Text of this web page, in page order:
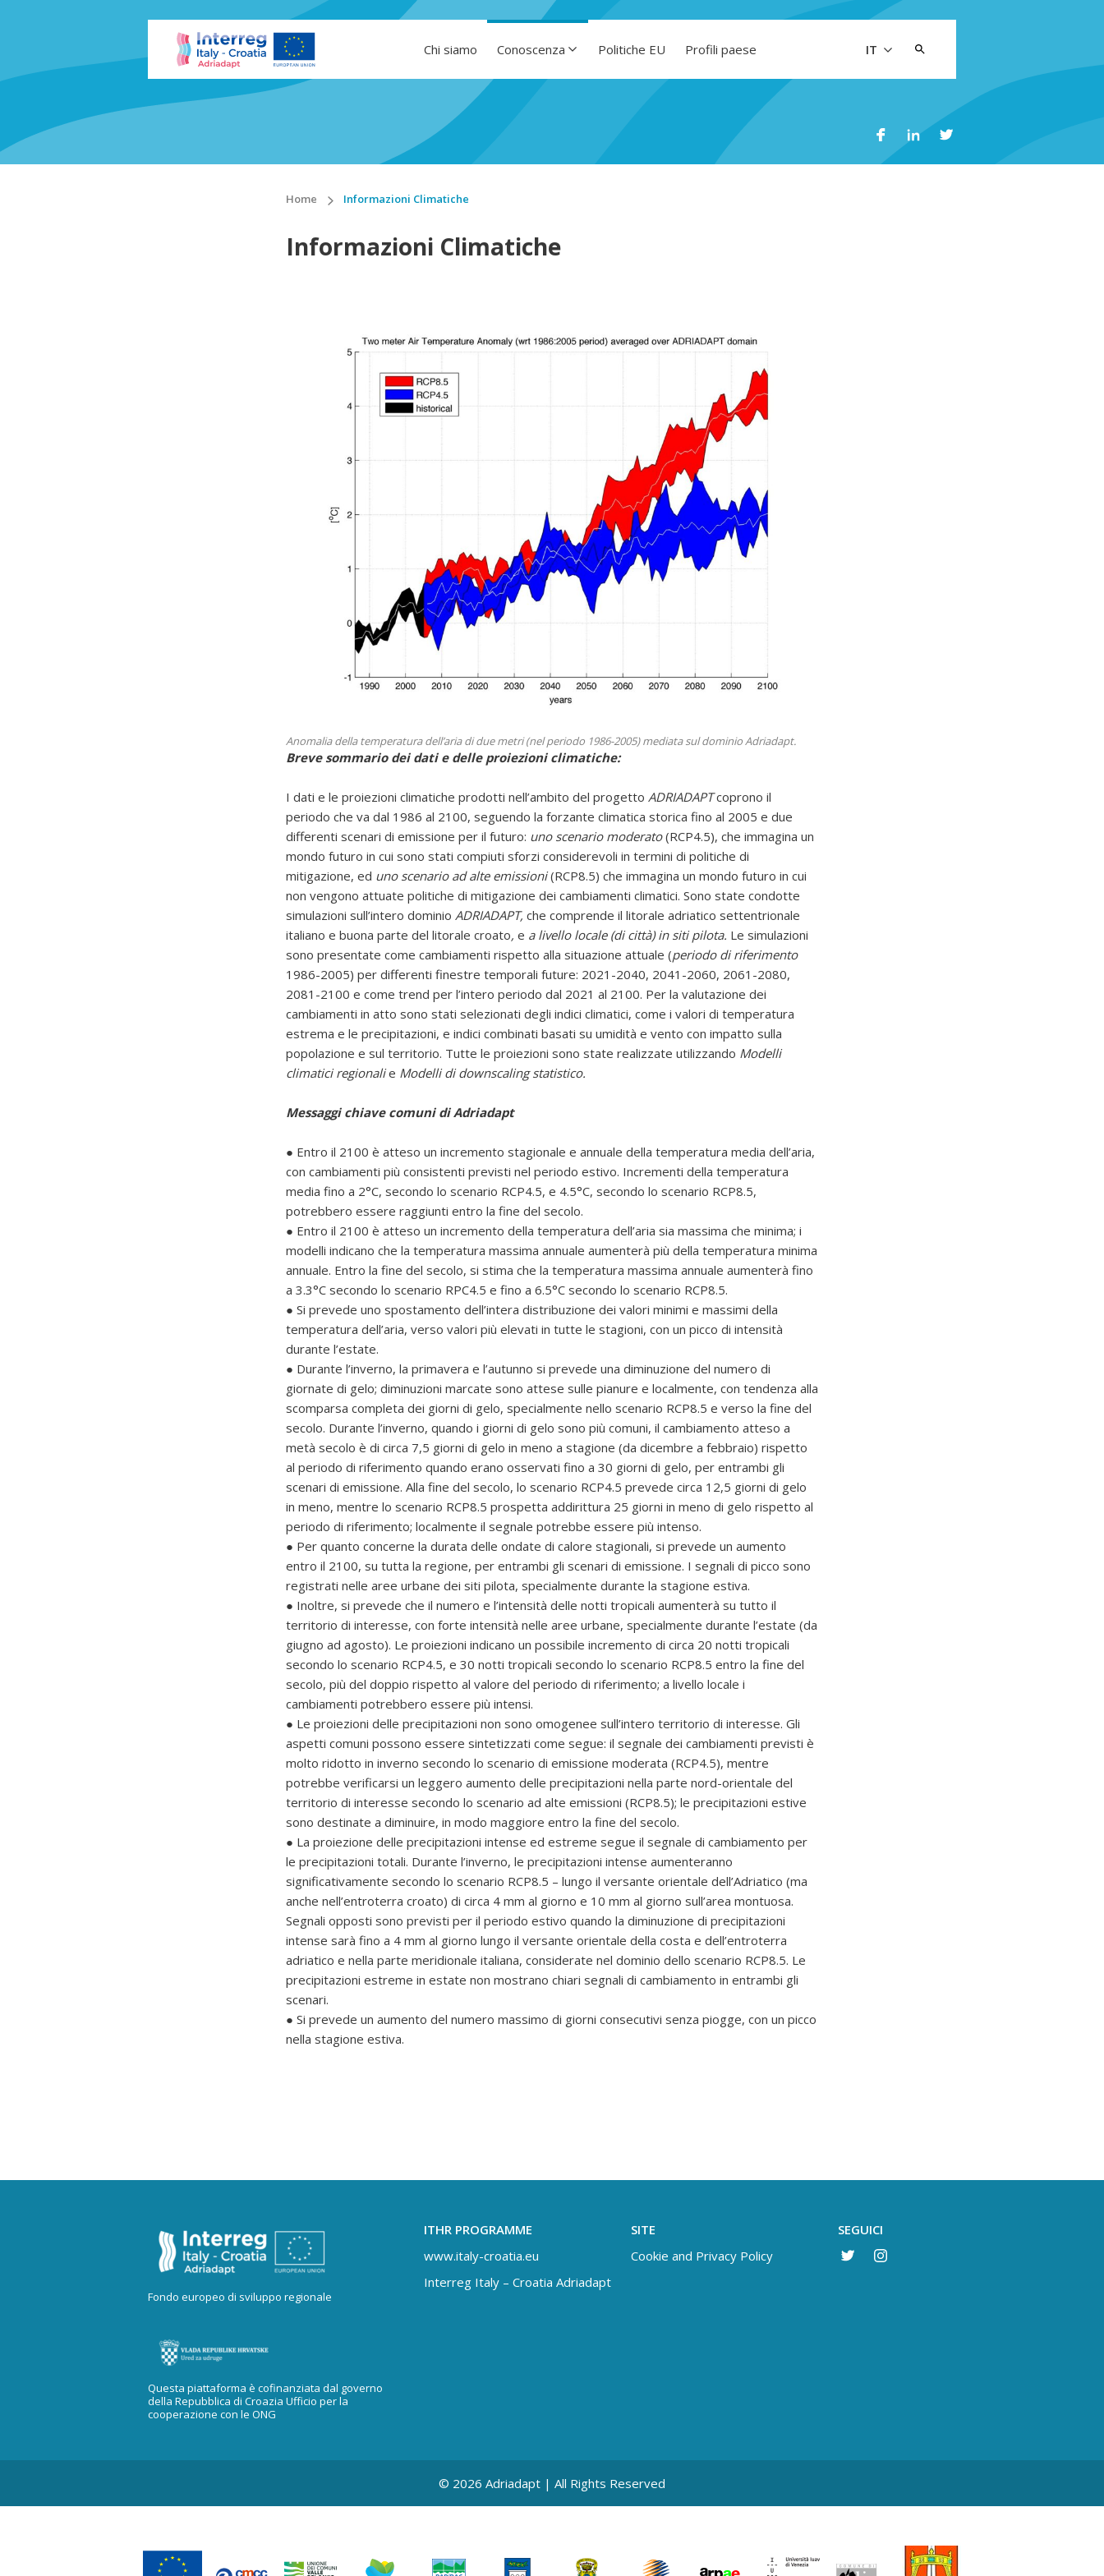
IT
Chi siamo Conoscenza Politiche EU Profili paese
Home Informazioni Climatiche
Informazioni Climatiche
Anomalia della temperatura dell’aria di due metri (nel periodo 1986-2005) mediata sul dominio Adriadapt.
Breve sommario dei dati e delle proiezioni climatiche:
I dati e le proiezioni climatiche prodotti nell’ambito del progetto ADRIADAPTcoprono il
periodo che va dal 1986 al 2100, seguendo la forzante climatica storica fino al 2005 e due
differenti scenari di emissione per il futuro: uno scenario moderato(RCP4.5), che immagina un
mondo futuro in cui sono stati compiuti sforzi considerevoli in termini di politiche di
mitigazione, ed uno scenario ad alte emissioni(RCP8.5) che immagina un mondo futuro in cui
non vengono attuate politiche di mitigazione dei cambiamenti climatici. Sono state condotte
simulazioni sull’intero dominio ADRIADAPT, che comprende il litorale adriatico settentrionale
italiano e buona parte del litorale croato, e a livello locale (di città) in siti pilota. Le simulazioni
sono presentate come cambiamenti rispetto alla situazione attuale (periodo di riferimento
1986-2005) per differenti finestre temporali future: 2021-2040, 2041-2060, 2061-2080,
2081-2100 e come trend per l’intero periodo dal 2021 al 2100. Per la valutazione dei
cambiamenti in atto sono stati selezionati degli indici climatici, come i valori di temperatura
estrema e le precipitazioni, e indici combinati basati su umidità e vento con impatto sulla
popolazione e sul territorio. Tutte le proiezioni sono state realizzate utilizzando Modelli
climatici regionalie Modelli di downscaling statistico.
Messaggi chiave comuni di Adriadapt
● Entro il 2100 è atteso un incremento stagionale e annuale della temperatura media dell’aria,
con cambiamenti più consistenti previsti nel periodo estivo. Incrementi della temperatura
media fino a 2°C, secondo lo scenario RCP4.5, e 4.5°C, secondo lo scenario RCP8.5,
potrebbero essere raggiunti entro la fine del secolo.
● Entro il 2100 è atteso un incremento della temperatura dell’aria sia massima che minima; i
modelli indicano che la temperatura massima annuale aumenterà più della temperatura minima
annuale. Entro la fine del secolo, si stima che la temperatura massima annuale aumenterà fino
a 3.3°C secondo lo scenario RPC4.5 e fino a 6.5°C secondo lo scenario RCP8.5.
● Si prevede uno spostamento dell’intera distribuzione dei valori minimi e massimi della
temperatura dell’aria, verso valori più elevati in tutte le stagioni, con un picco di intensità
durante l’estate.
● Durante l’inverno, la primavera e l’autunno si prevede una diminuzione del numero di
giornate di gelo; diminuzioni marcate sono attese sulle pianure e localmente, con tendenza alla
scomparsa completa dei giorni di gelo, specialmente nello scenario RCP8.5 e verso la fine del
secolo. Durante l’inverno, quando i giorni di gelo sono più comuni, il cambiamento atteso a
metà secolo è di circa 7,5 giorni di gelo in meno a stagione (da dicembre a febbraio) rispetto
al periodo di riferimento quando erano osservati fino a 30 giorni di gelo, per entrambi gli
scenari di emissione. Alla fine del secolo, lo scenario RCP4.5 prevede circa 12,5 giorni di gelo
in meno, mentre lo scenario RCP8.5 prospetta addirittura 25 giorni in meno di gelo rispetto al
periodo di riferimento; localmente il segnale potrebbe essere più intenso.
● Per quanto concerne la durata delle ondate di calore stagionali, si prevede un aumento
entro il 2100, su tutta la regione, per entrambi gli scenari di emissione. I segnali di picco sono
registrati nelle aree urbane dei siti pilota, specialmente durante la stagione estiva.
● Inoltre, si prevede che il numero e l’intensità delle notti tropicali aumenterà su tutto il
territorio di interesse, con forte intensità nelle aree urbane, specialmente durante l’estate (da
giugno ad agosto). Le proiezioni indicano un possibile incremento di circa 20 notti tropicali
secondo lo scenario RCP4.5, e 30 notti tropicali secondo lo scenario RCP8.5 entro la fine del
secolo, più del doppio rispetto al valore del periodo di riferimento; a livello locale i
cambiamenti potrebbero essere più intensi.
● Le proiezioni delle precipitazioni non sono omogenee sull’intero territorio di interesse. Gli
aspetti comuni possono essere sintetizzati come segue: il segnale dei cambiamenti previsti è
molto ridotto in inverno secondo lo scenario di emissione moderata (RCP4.5), mentre
potrebbe verificarsi un leggero aumento delle precipitazioni nella parte nord-orientale del
territorio di interesse secondo lo scenario ad alte emissioni (RCP8.5); le precipitazioni estive
sono destinate a diminuire, in modo maggiore entro la fine del secolo.
● La proiezione delle precipitazioni intense ed estreme segue il segnale di cambiamento per
le precipitazioni totali. Durante l’inverno, le precipitazioni intense aumenteranno
significativamente secondo lo scenario RCP8.5 – lungo il versante orientale dell’Adriatico (ma
anche nell’entroterra croato) di circa 4 mm al giorno e 10 mm al giorno sull’area montuosa.
Segnali opposti sono previsti per il periodo estivo quando la diminuzione di precipitazioni
intense sarà fino a 4 mm al giorno lungo il versante orientale della costa e dell’entroterra
adriatico e nella parte meridionale italiana, considerate nel dominio dello scenario RCP8.5. Le
precipitazioni estreme in estate non mostrano chiari segnali di cambiamento in entrambi gli
scenari.
● Si prevede un aumento del numero massimo di giorni consecutivi senza piogge, con un picco
nella stagione estiva.
Fondo europeo di sviluppo regionale
Questa piattaforma è cofinanziata dal governo
della Repubblica di Croazia Ufficio per la
cooperazione con le ONG
ITHR PROGRAMME
www.italy-croatia.eu
Interreg Italy – Croatia Adriadapt
SITE
Cookie and Privacy Policy
SEGUICI
© 2026 Adriadapt | All Rights Reserved